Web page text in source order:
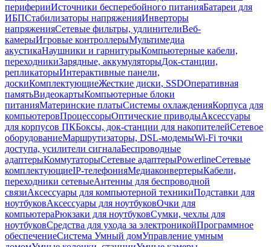
периферииИсточники бесперебойного питанияБатареи для
ИБПСтабилизаторы напряженияИнверторы
напряженияСетевые фильтры, удлинителиВеб-
камерыИгровые контроллерыМультимедиа
акустикаНаушники и гарнитурыКомпьютерные кабели,
переходникиЗарядные, аккумуляторыДок-станции,
репликаторыИнтерактивные панели,
доскиКомплектующиеЖесткие диски, SSDОперативная
памятьВидеокартыКомпьютерные блоки
питанияМатеринские платыСистемы охлажденияКорпуса для
компьютеровПроцессорыОптические приводыАксессуары
для корпусов ПКБоксы, док-станции для накопителейСетевое
оборудованиеМаршрутизаторы, DSL-модемыWi-Fi точки
доступа, усилители сигналаБеспроводные
адаптерыКоммутаторыСетевые адаптерыPowerlineСетевые
комплектующиеIP-телефонияМедиаконвертерыКабели,
переходники сетевыеАнтенны для беспроводной
связиАксессуары для компьютерной техникиПодставки для
ноутбуковАксессуары для ноутбуковОчки для
компьютераРюкзаки для ноутбуковСумки, чехлы для
ноутбуковСредства для ухода за электроникойПрограммное
обеспечениеСистема Умный домУправление умным